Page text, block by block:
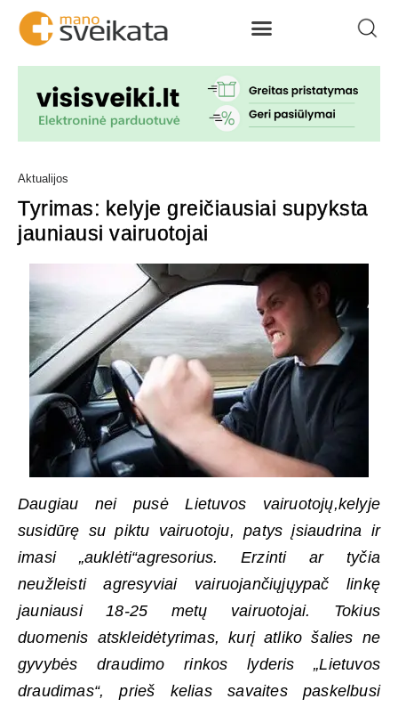
Aktualijos
Tyrimas: kelyje greičiausiai supyksta
jauniausi vairuotojai
Daugiau nei pusė Lietuvos vairuotojų,kelyje
susidūrę su piktu vairuotoju, patys įsiaudrina ir
imasi „auklėti“agresorius. Erzinti ar tyčia
neužleisti agresyviai vairuojančiųjųypač linkę
jauniausi 18-25 metų vairuotojai. Tokius
duomenis atskleidėtyrimas, kurį atliko šalies ne
gyvybės draudimo rinkos lyderis „Lietuvos
draudimas“, prieš kelias savaites paskelbusi